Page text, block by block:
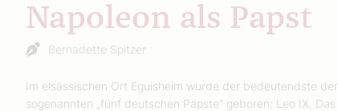
Napoleon als Papst
Bernadette Spitzer
Im elsässischen Ort Eguisheim wurde der bedeutendste der
sogenannten „fünf deutschen Päpste“ geboren: Leo IX. Das